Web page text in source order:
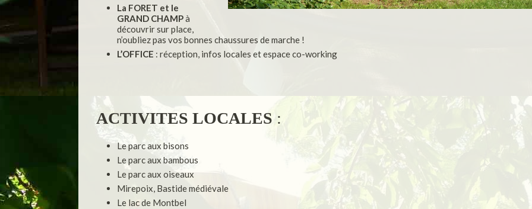
La FORET et le
GRAND CHAMPà
découvrir sur place,
n’oubliez pas vos bonnes chaussures de marche !
L’OFFICE : réception, infos locales et espace co-working
ACTIVITES LOCALES :
Le parc aux bisons
Le parc aux bambous
Le parc aux oiseaux
Mirepoix, Bastide médiévale
Le lac de Montbel